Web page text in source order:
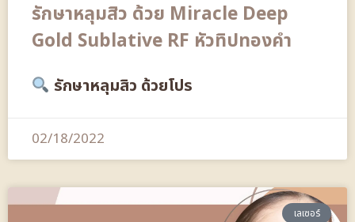
รักษาหลุมสิว ด้วย Miracle Deep
Gold Sublative RF หัวทิปทองคำ
รักษาหลุมสิว ด้วยโปร
02/18/2022
เลเซอร์